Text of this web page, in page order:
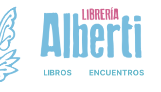
LIBROS ENCUENTROS